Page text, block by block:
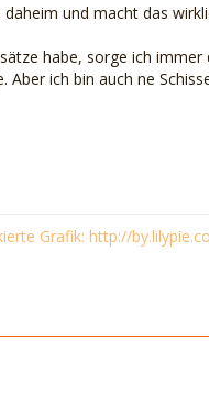
und macht das
habe, sorge ich
ich bin auch ne
Grafik: http://